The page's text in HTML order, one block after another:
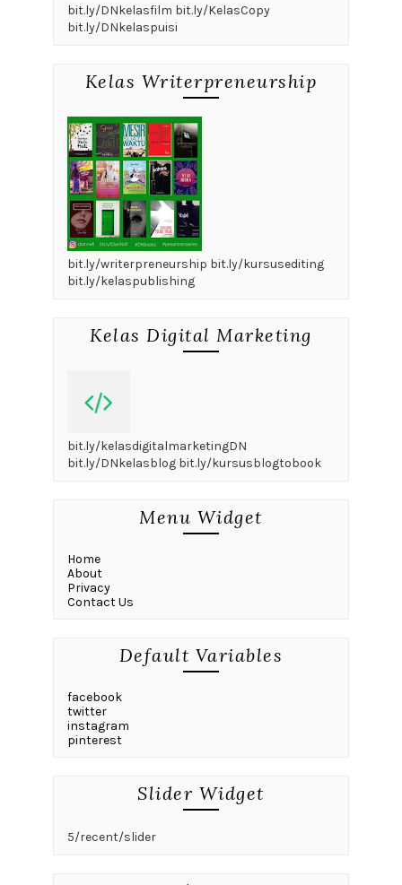
bit.ly/DNkelasfilm bit.ly/KelasCopy
bit.ly/DNkelaspuisi
Kelas Writerpreneurship
bit.ly/writerpreneurship bit.ly/kursusediting
bit.ly/kelaspublishing
Kelas Digital Marketing
bit.ly/kelasdigitalmarketingDN
bit.ly/DNkelasblog bit.ly/kursusblogtobook
Menu Widget
Home
About
Privacy
Contact Us
Default Variables
facebook
twitter
instagram
pinterest
Slider Widget
5/recent/slider